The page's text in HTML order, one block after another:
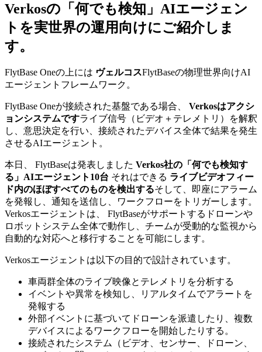
Verkosの「何でも検知」AIエ​​ージェン
トを実世界の運用向けにご紹介しま
す。
FlytBase Oneの上には ヴェルコスFlytBaseの物理世界向けAI
エージェントフレームワーク。
FlytBase Oneが接続された基盤である場合、 Verkosはアクシ
ョンシステムですライブ信号（ビデオ＋テレメトリ）を解釈
し、意思決定を行い、接続されたデバイス全体で結果を発生
させるAIエージェント。
本日、 FlytBaseは発表しました Verkos社の「何でも検知す
る」AIエージェント10台 それはできる ライブビデオフィー
ド内のほぼすべてのものを検出するそして、即座にアラーム
を発報し、通知を送信し、ワークフローをトリガーします。
Verkosエージェントは、 FlytBaseがサポートするドローンや
ロボットシステム全体で動作し、チームが受動的な監視から
自動的な対応へと移行することを可能にします。
Verkosエージェントは以下の目的で設計されています。
車両群全体のライブ映像とテレメトリを分析する
イベントや異常を検知し、リアルタイムでアラートを
発報する
外部イベントに基づいてドローンを派遣したり、複数
デバイスによるワークフローを開始したりする。
接続されたシステム（ビデオ、センサー、ドローン、